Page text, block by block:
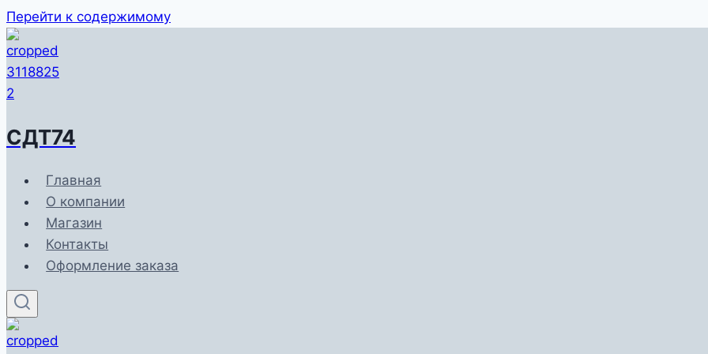
Перейти к содержимому
СДТ74
Главная
О компании
Магазин
Контакты
Оформление заказа